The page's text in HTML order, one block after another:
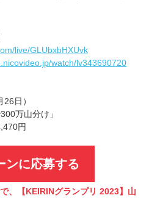
live/GLUbxbHXUvk
watch/lv343690720
日）
万山分け」
円
ンに応募する
、【KEIRINグランプリ 2023】山